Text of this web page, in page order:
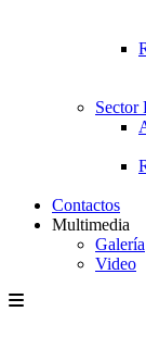
Sector
Contactos
Multimedia
Galería
Video